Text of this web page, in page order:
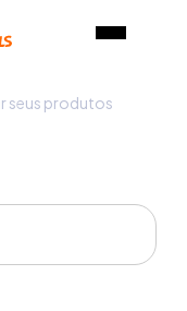
seus produtos